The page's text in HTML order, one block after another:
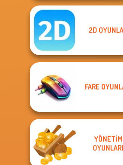
2D
FARE
YÖNETIM
OYUNLARI